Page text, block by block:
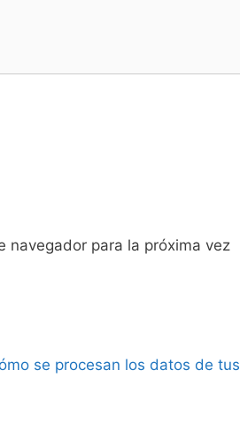
navegador para la próxima vez
se procesan los datos de tus